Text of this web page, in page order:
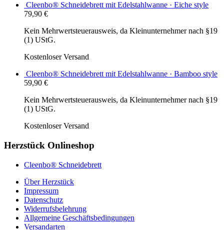
Cleenbo® Schneidebrett mit Edelstahlwanne · Eiche style
79,90 €
Kein Mehrwertsteuerausweis, da Kleinunternehmer nach §19
(1) UStG.
Kostenloser Versand
Cleenbo® Schneidebrett mit Edelstahlwanne · Bamboo style
59,90 €
Kein Mehrwertsteuerausweis, da Kleinunternehmer nach §19
(1) UStG.
Kostenloser Versand
Herzstück Onlineshop
Cleenbo® Schneidebrett
Über Herzstück
Impressum
Datenschutz
Widerrufsbelehrung
Allgemeine Geschäftsbedingungen
Versandarten